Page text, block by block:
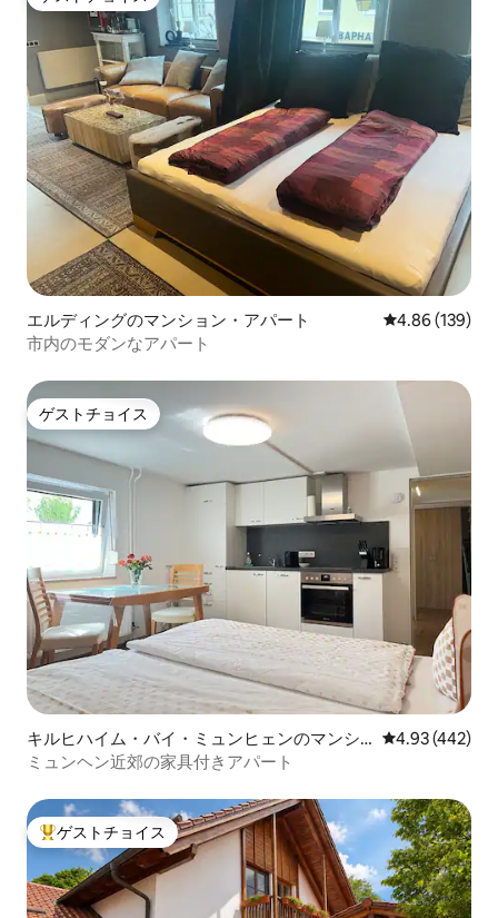
ゲストチョイス
エルディングのマンション・アパート レビュー139
4.86 (139)
市内のモダンなアパート
ゲストチョイス
ゲストチョイス
キルヒハイム・バイ・ミュンヒェンのマンシ
ョン・アパート
レビュー442
4.93 (442)
ミュンヘン近郊の家具付きアパート
大好評のゲストチョイスです。
ゲストチョイス